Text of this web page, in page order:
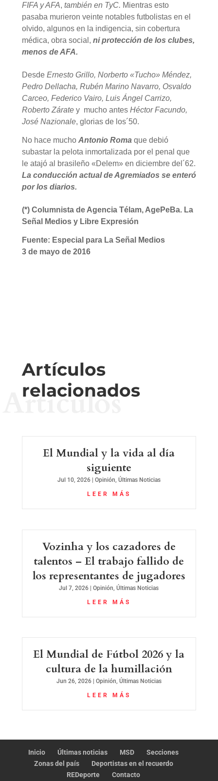
FIFA y AFA, también en TyC. Mientras esto
pasaba murieron veinte notables futbolistas en el
olvido, algunos en la indigencia, sin cobertura
médica, obra social, ni protección de los clubes,
menos de AFA.
Desde Ernesto Grillo, Norberto «Tucho» Méndez,
Pedro Dellacha, Rubén Marino Navarro, Osvaldo
Carceo, Federico Vairo, Luis Ángel Carrizo,
Roberto Záratey mucho antes Héctor Facundo,
José Nazionale, glorias de los´50.
No hace mucho Antonio Romaque debió
subastar la pelota inmortalizada por el penal que
le atajó al brasileño «Delem» en diciembre del´62.
La conducción actual de Agremiados se enteró
por los diarios.
(*) Columnista de Agencia Télam, AgePeBa. La
Señal Medios y Libre Expresión
Fuente: Especial para La Señal Medios
3 de mayo de 2016
Artículos
relacionados
Artículos
El Mundial y la vida al día
siguiente
Jul 10, 2026| Opinión, Últimas Noticias
LEER MÁS
Vozinha y los cazadores de
talentos – El trabajo fallido de
los representantes de jugadores
Jul 7, 2026 |Opinión ,Últimas Noticias
LEER MÁS
El Mundial de Fútbol 2026 y la
cultura de la humillación
Jun 26, 2026| Opinión, Últimas Noticias
LEER MÁS
Inicio Últimas noticias MSD
Secciones
Zonas del país
Deportistas en el recuerdo
REDeporte
Contacto